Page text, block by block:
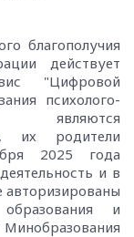
благополучия
действует
"Цифровой
психолого-
являются
их родители
2025 года
и в
и